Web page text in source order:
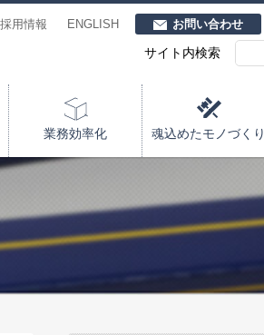
お問い合わせ
採用情報 ENGLISH
サイト内検索
業務効率化 魂込めたモノづくり